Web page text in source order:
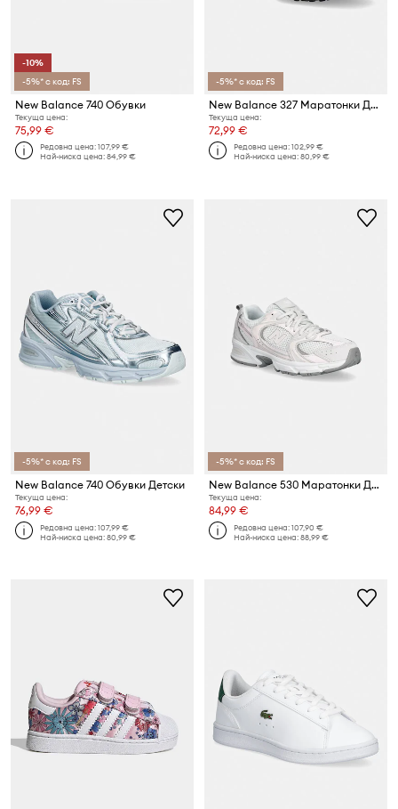
-10%
-5%* с код: FS
New Balance 740 Обувки
Текуща цена:
75,99 €
Редовна цена:107,99 €
Най-ниска цена:84,99 €
-5%* с код: FS
New Balance 327 Маратонки Детски от велур
Текуща цена:
72,99 €
Редовна цена:102,99 €
Най-ниска цена:80,99 €
-5%* с код: FS
New Balance 740 Обувки Детски
Текуща цена:
76,99 €
Редовна цена:107,99 €
Най-ниска цена:80,99 €
-5%* с код: FS
New Balance 530 Маратонки Детски
Текуща цена:
84,99 €
Редовна цена:107,90 €
Най-ниска цена:88,99 €